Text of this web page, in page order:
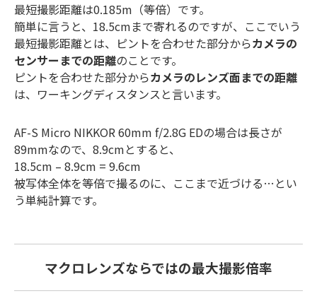
最短撮影距離は0.185m（等倍）です。
簡単に言うと、18.5cmまで寄れるのですが、ここでいう
最短撮影距離とは、ピントを合わせた部分からカメラの
センサーまでの距離のことです。
ピントを合わせた部分からカメラのレンズ面までの距離
は、ワーキングディスタンスと言います。
AF-S Micro NIKKOR 60mm f/2.8G EDの場合は長さが
89mmなので、8.9cmとすると、
18.5cm – 8.9cm = 9.6cm
被写体全体を等倍で撮るのに、ここまで近づける…とい
う単純計算です。
マクロレンズならではの最大撮影倍率